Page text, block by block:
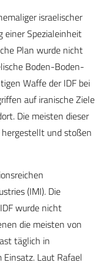
israelischer
einer Spezialeinheit
Plan wurde nicht
Boden-Boden-
Waffe der IDF bei
auf iranische Ziele
Die meisten dieser
und stoßen
(IMI). Die
wurde nicht
die meisten von
täglich in
Laut Rafael